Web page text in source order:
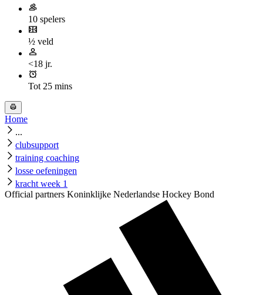
10 spelers
½ veld
<18 jr.
Tot 25 mins
Home
...
clubsupport
training coaching
losse oefeningen
kracht week 1
Official partners Koninklijke Nederlandse Hockey Bond